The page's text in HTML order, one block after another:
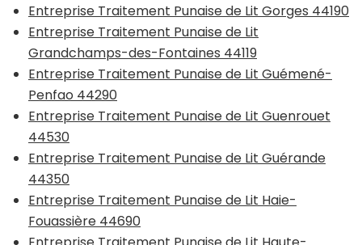
Entreprise Traitement Punaise de Lit Gorges 44190
Entreprise Traitement Punaise de Lit
Grandchamps-des-Fontaines 44119
Entreprise Traitement Punaise de Lit Guémené-
Penfao 44290
Entreprise Traitement Punaise de Lit Guenrouet
44530
Entreprise Traitement Punaise de Lit Guérande
44350
Entreprise Traitement Punaise de Lit Haie-
Fouassière 44690